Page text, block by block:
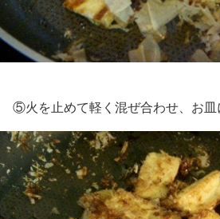
⑤火を止めて軽く混ぜ合わせ、お皿